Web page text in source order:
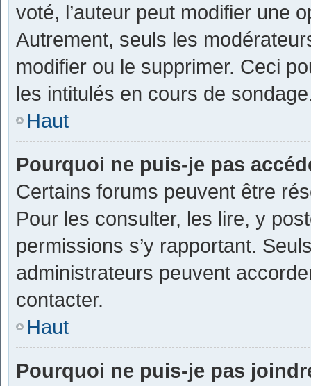
voté, l’auteur peut modifier une
Autrement, seuls les
modifier ou le supprimer. Ceci
les intitulés en cours de
Haut
Pourquoi ne puis-je pas
Certains forums peuvent être
Pour les consulter, les lire, y
permissions s’y rapportant.
administrateurs peuvent
contacter.
Haut
Pourquoi ne puis-je pas